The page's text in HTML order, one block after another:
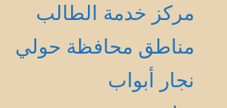
مركز خدمة الطالب
مناطق محافظة حولي
نجار أبواب